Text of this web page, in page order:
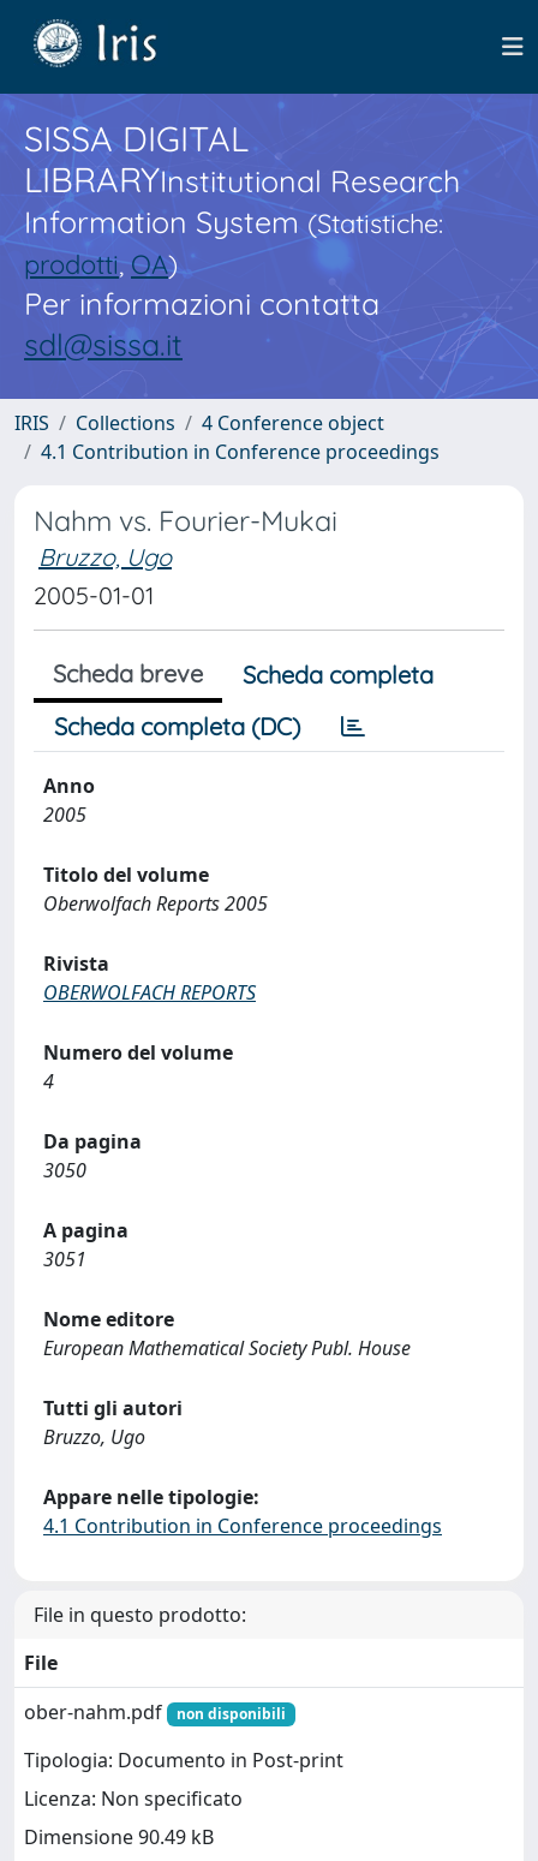
SISSA DIGITAL
LIBRARYInstitutional Research
Information System(Statistiche:
prodotti,OA)
Per informazioni contatta
sdl@sissa.it
IRIS Collections
4 Conference object
4.1 Contribution in Conference proceedings
Nahm vs. Fourier-Mukai
Bruzzo, Ugo
2005-01-01
Scheda breve
Scheda completa
Scheda completa (DC)
Anno
2005
Titolo del volume
Oberwolfach Reports 2005
Rivista
OBERWOLFACH REPORTS
Numero del volume
4
Da pagina
3050
A pagina
3051
Nome editore
European Mathematical Society Publ. House
Tutti gli autori
Bruzzo, Ugo
Appare nelle tipologie:
4.1 Contribution in Conference proceedings
File in questo prodotto:
File
ober-nahm.pdf
non disponibili
Tipologia: Documento in Post-print
Licenza: Non specificato
Dimensione 90.49 kB